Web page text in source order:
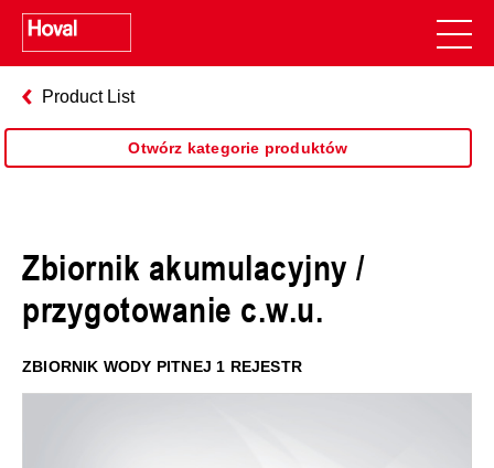
Product List
Otwórz kategorie produktów
Zbiornik akumulacyjny /
przygotowanie c.w.u.
ZBIORNIK WODY PITNEJ 1 REJESTR